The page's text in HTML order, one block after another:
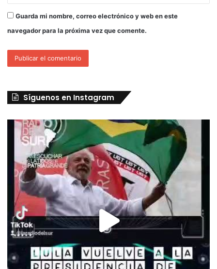
Guarda mi nombre, correo electrónico y web en este
navegador para la próxima vez que comente.
Síguenos en Instagram